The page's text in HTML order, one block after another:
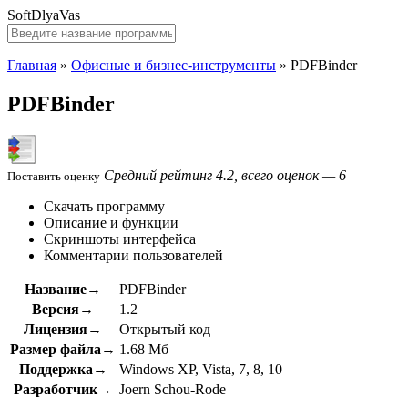
SoftDlyaVas
Главная » Офисные и бизнес-инструменты » PDFBinder
PDFBinder
Поставить оценку Средний рейтинг 4.2, всего оценок — 6
Скачать программу
Описание и функции
Скриншоты интерфейса
Комментарии пользователей
Название→
PDFBinder
Версия→
1.2
Лицензия→
Открытый код
Размер файла→ 1.68 Мб
Поддержка→
Windows XP, Vista, 7, 8, 10
Разработчик→
Joern Schou-Rode